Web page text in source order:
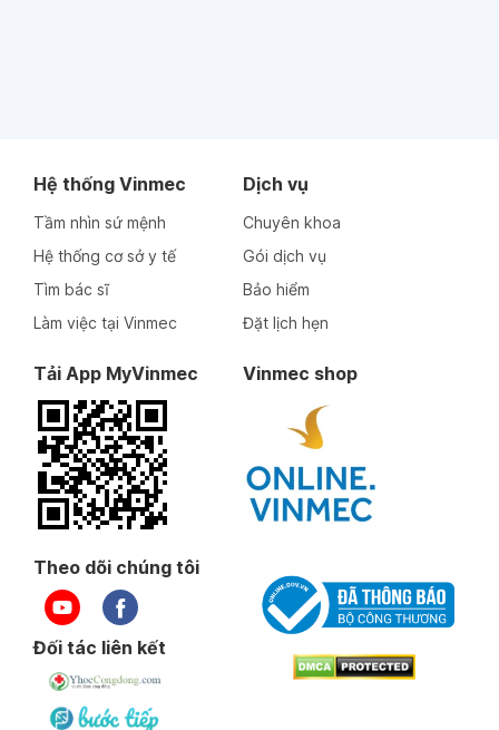
Hệ thống Vinmec
Tầm nhìn sứ mệnh
Hệ thống cơ sở y tế
Tìm bác sĩ
Làm việc tại Vinmec
Dịch vụ
Chuyên khoa
Gói dịch vụ
Bảo hiểm
Đặt lịch hẹn
Tải App MyVinmec Vinmec shop
Theo dõi chúng tôi
Đối tác liên kết